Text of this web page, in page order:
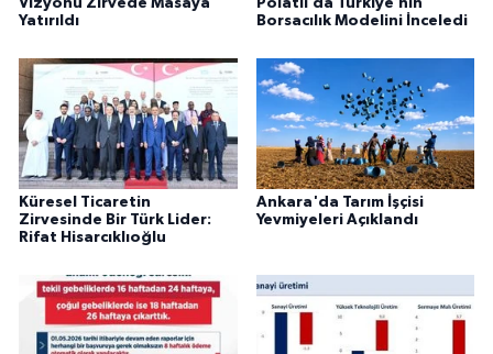
Vizyonu Zirvede Masaya
Yatırıldı
Polatlı’da Türkiye’nin
Borsacılık Modelini İnceledi
Küresel Ticaretin
Zirvesinde Bir Türk Lider:
Rifat Hisarcıklıoğlu
Ankara'da Tarım İşçisi
Yevmiyeleri Açıklandı